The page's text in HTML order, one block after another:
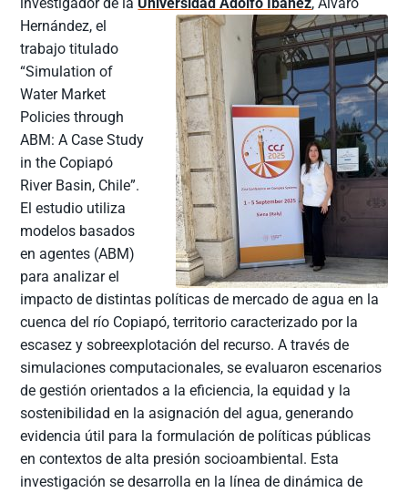
investigador de la Universidad Adolfo Ibáñez, Álvaro
Hernández, el
trabajo titulado
“Simulation of
Water Market
Policies through
ABM: A Case Study
in the Copiapó
River Basin, Chile”.
El estudio utiliza
modelos basados
en agentes (ABM)
para analizar el
impacto de distintas políticas de mercado de agua en la
cuenca del río Copiapó, territorio caracterizado por la
escasez y sobreexplotación del recurso. A través de
simulaciones computacionales, se evaluaron escenarios
de gestión orientados a la eficiencia, la equidad y la
sostenibilidad en la asignación del agua, generando
evidencia útil para la formulación de políticas públicas
en contextos de alta presión socioambiental. Esta
investigación se desarrolla en la línea de dinámica de